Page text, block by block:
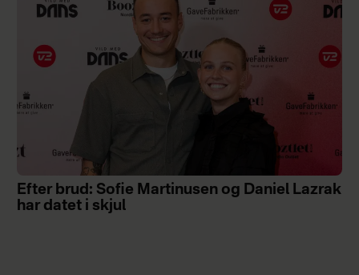
Efter brud: Sofie Martinusen og Daniel Lazrak
har datet i skjul